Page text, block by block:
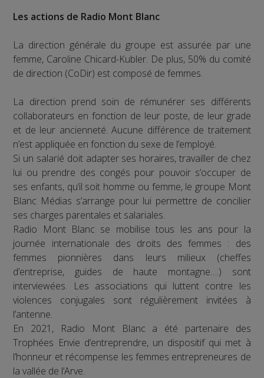
Les actions de Radio Mont Blanc
La direction générale du groupe est assurée par une
femme, Caroline Chicard-Kubler. De plus, 50% du comité
de direction (CoDir) est composé de femmes.
La direction prend soin de rémunérer ses différents
collaborateurs en fonction de leur poste, de leur grade
et de leur ancienneté. Aucune différence de traitement
n’est appliquée en fonction du sexe de l’employé.
Si un salarié doit adapter ses horaires, travailler de chez
lui ou prendre des congés pour pouvoir s’occuper de
ses enfants, qu’il soit homme ou femme, le groupe Mont
Blanc Médias s’arrange pour lui permettre de concilier
ses charges parentales et salariales.
Radio Mont Blanc se mobilise tous les ans pour la
journée internationale des droits des femmes : des
femmes pionnières dans leurs milieux (cheffes
d’entreprise, guides de haute montagne….) sont
interviewées. Les associations qui luttent contre les
violences conjugales sont régulièrement invitées à
l’antenne.
En 2021, Radio Mont Blanc a été partenaire des
Trophées Envie d’entreprendre, un dispositif qui met à
l’honneur et récompense les femmes entrepreneures de
la vallée de l’Arve.